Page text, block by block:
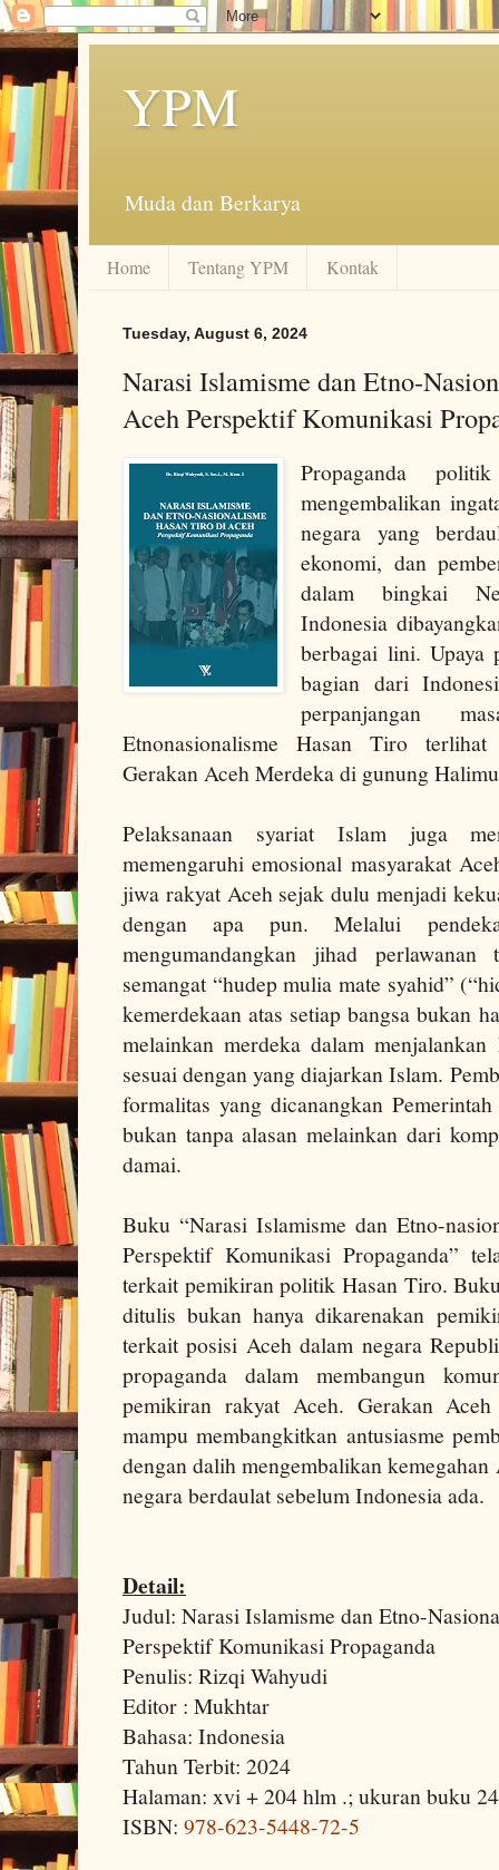
YPM
Muda dan Berkarya
Home Tentang YPM Kontak
Tuesday, August 6, 2024
Narasi Islamisme dan Etno-
Aceh Perspektif Komunikasi
Propaganda
mengembalikan
negara yang
ekonomi, dan
dalam bingkai
Indonesia
berbagai lini. Upaya
bagian dari
perpanjangan
Etnonasionalisme Hasan Tiro
Gerakan Aceh Merdeka di gunung
Pelaksanaan syariat Islam juga
memengaruhi emosional masyarakat
jiwa rakyat Aceh sejak dulu menjadi
dengan apa pun. Melalui
mengumandangkan jihad perlawanan
semangat “hudep mulia mate syahid”
kemerdekaan atas setiap bangsa bukan
melainkan merdeka dalam
sesuai dengan yang diajarkan Islam.
formalitas yang dicanangkan
bukan tanpa alasan melainkan dari
damai.
Buku “Narasi Islamisme dan Etno-
Perspektif Komunikasi Propaganda”
terkait pemikiran politik Hasan Tiro.
ditulis bukan hanya dikarenakan
terkait posisi Aceh dalam negara
propaganda dalam membangun
pemikiran rakyat Aceh. Gerakan
mampu membangkitkan antusiasme
dengan dalih mengembalikan
negara berdaulat sebelum Indonesia ada.
Detail:
Judul: Narasi Islamisme dan Etno-
Perspektif Komunikasi Propaganda
Penulis: Rizqi Wahyudi
Editor : Mukhtar
Bahasa: Indonesia
Tahun Terbit: 2024
Halaman: xvi + 204 hlm .; ukuran buku
ISBN: 978-623-5448-72-5